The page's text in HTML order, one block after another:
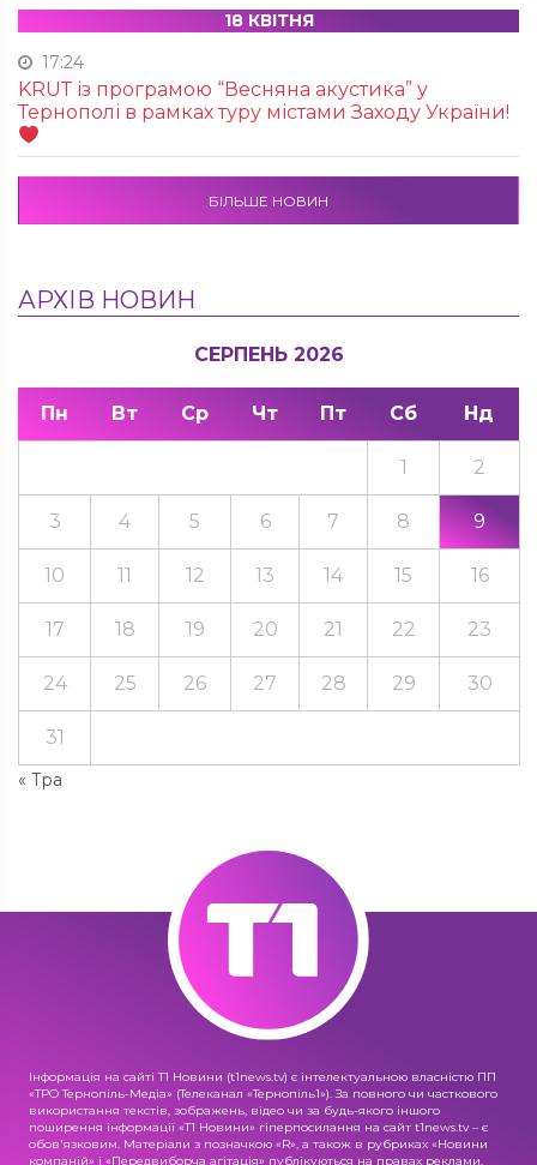
18 КВІТНЯ
17:24
KRUТ із програмою “Весняна акустика” у
Тернополі в рамках туру містами Заходу України!
БІЛЬШЕ НОВИН
АРХІВ НОВИН
СЕРПЕНЬ 2026
Пн Вт Ср Чт Пт Сб Нд
« Тра
1 2
3 4 5 6 7 8 9
10 11 12 13 14 15 16
17 18 19 20 21 22 23
24 25 26 27 28 29 30
31
Інформація на сайті Т1 Новини (t1news.tv) є інтелектуальною власністю ПП
«ТРО Тернопіль-Медіа» (Телеканал «Тернопіль1»). За повного чи часткового
використання текстів, зображень, відео чи за будь-якого іншого
поширення інформації «Т1 Новини» гіперпосилання на сайт t1news.tv – є
обов'язковим. Матеріали з позначкою «R», а також в рубриках «Новини
компаній» і «Передвиборча агітація» публікуються на правах реклами.